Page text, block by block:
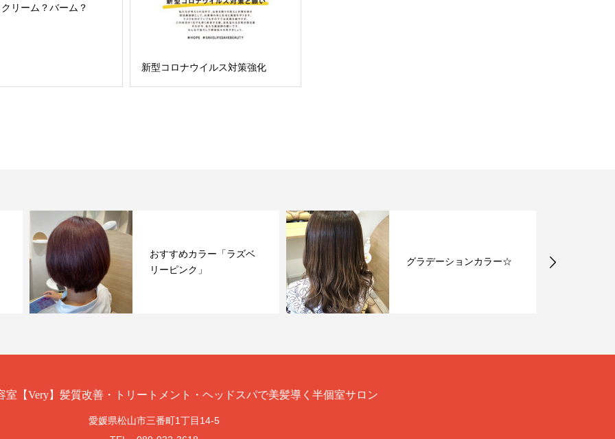
リーム？バーム？
新型コロナウイルス対策強化
おすすめカラー「ラズベ
リーピンク」
グラデーションカラー☆
愛媛県松山市三番町1丁目14-5